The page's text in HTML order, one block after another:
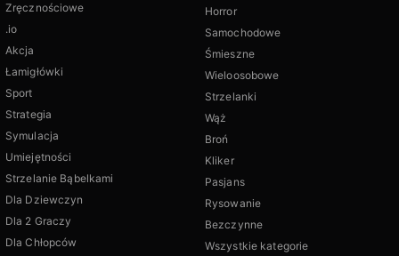
Zręcznościowe
.io
Akcja
Łamigłówki
Sport
Strategia
Symulacja
Umiejętności
Strzelanie Bąbelkami
Dla Dziewczyn
Dla 2 Graczy
Dla Chłopców
Horror
Samochodowe
Śmieszne
Wieloosobowe
Strzelanki
Wąż
Broń
Kliker
Pasjans
Rysowanie
Bezczynne
Wszystkie kategorie